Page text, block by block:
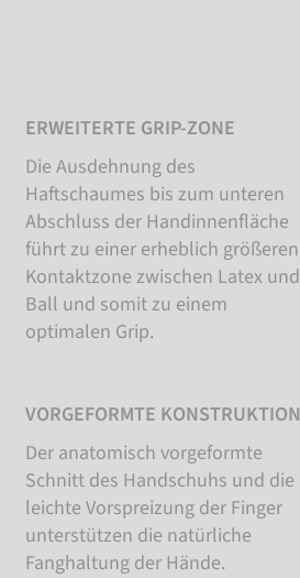
ERWEITERTE GRIP-ZONE
Die Ausdehnung des
Haftschaumes bis zum unteren
Abschluss der Handinnenfläche
führt zu einer erheblich größeren
Kontaktzone zwischen Latex und
Ball und somit zu einem
optimalen Grip.
VORGEFORMTE KONSTRUKTION
Der anatomisch vorgeformte
Schnitt des Handschuhs und die
leichte Vorspreizung der Finger
unterstützen die natürliche
Fanghaltung der Hände.